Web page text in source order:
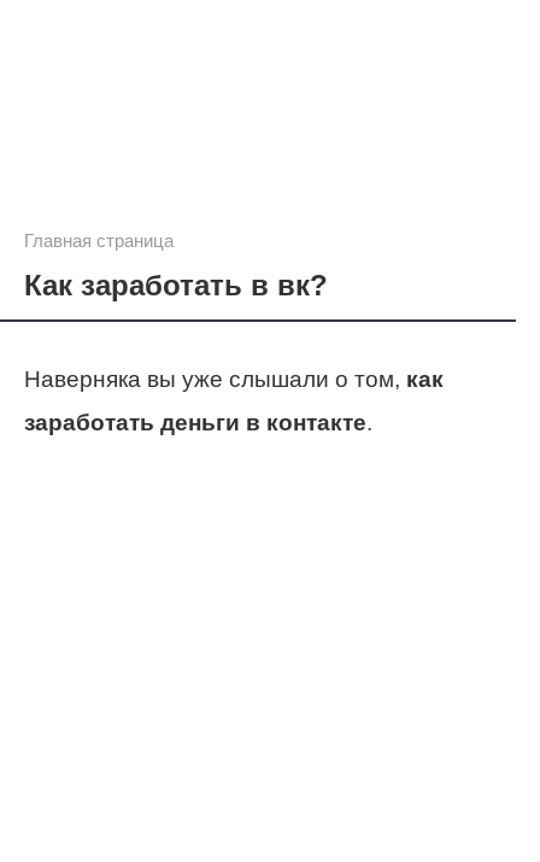
Главная страница
Как заработать в вк?
Наверняка вы уже слышали о том, как
заработать деньги в контакте.